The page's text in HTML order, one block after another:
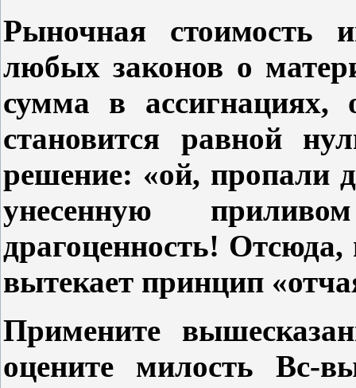
Рыночная стоимость
любых законов о
сумма в ассигнациях,
становится равной
решение: «ой, пропали
унесенную
драгоценность!
вытекает принцип
Примените
оцените милость Вс-